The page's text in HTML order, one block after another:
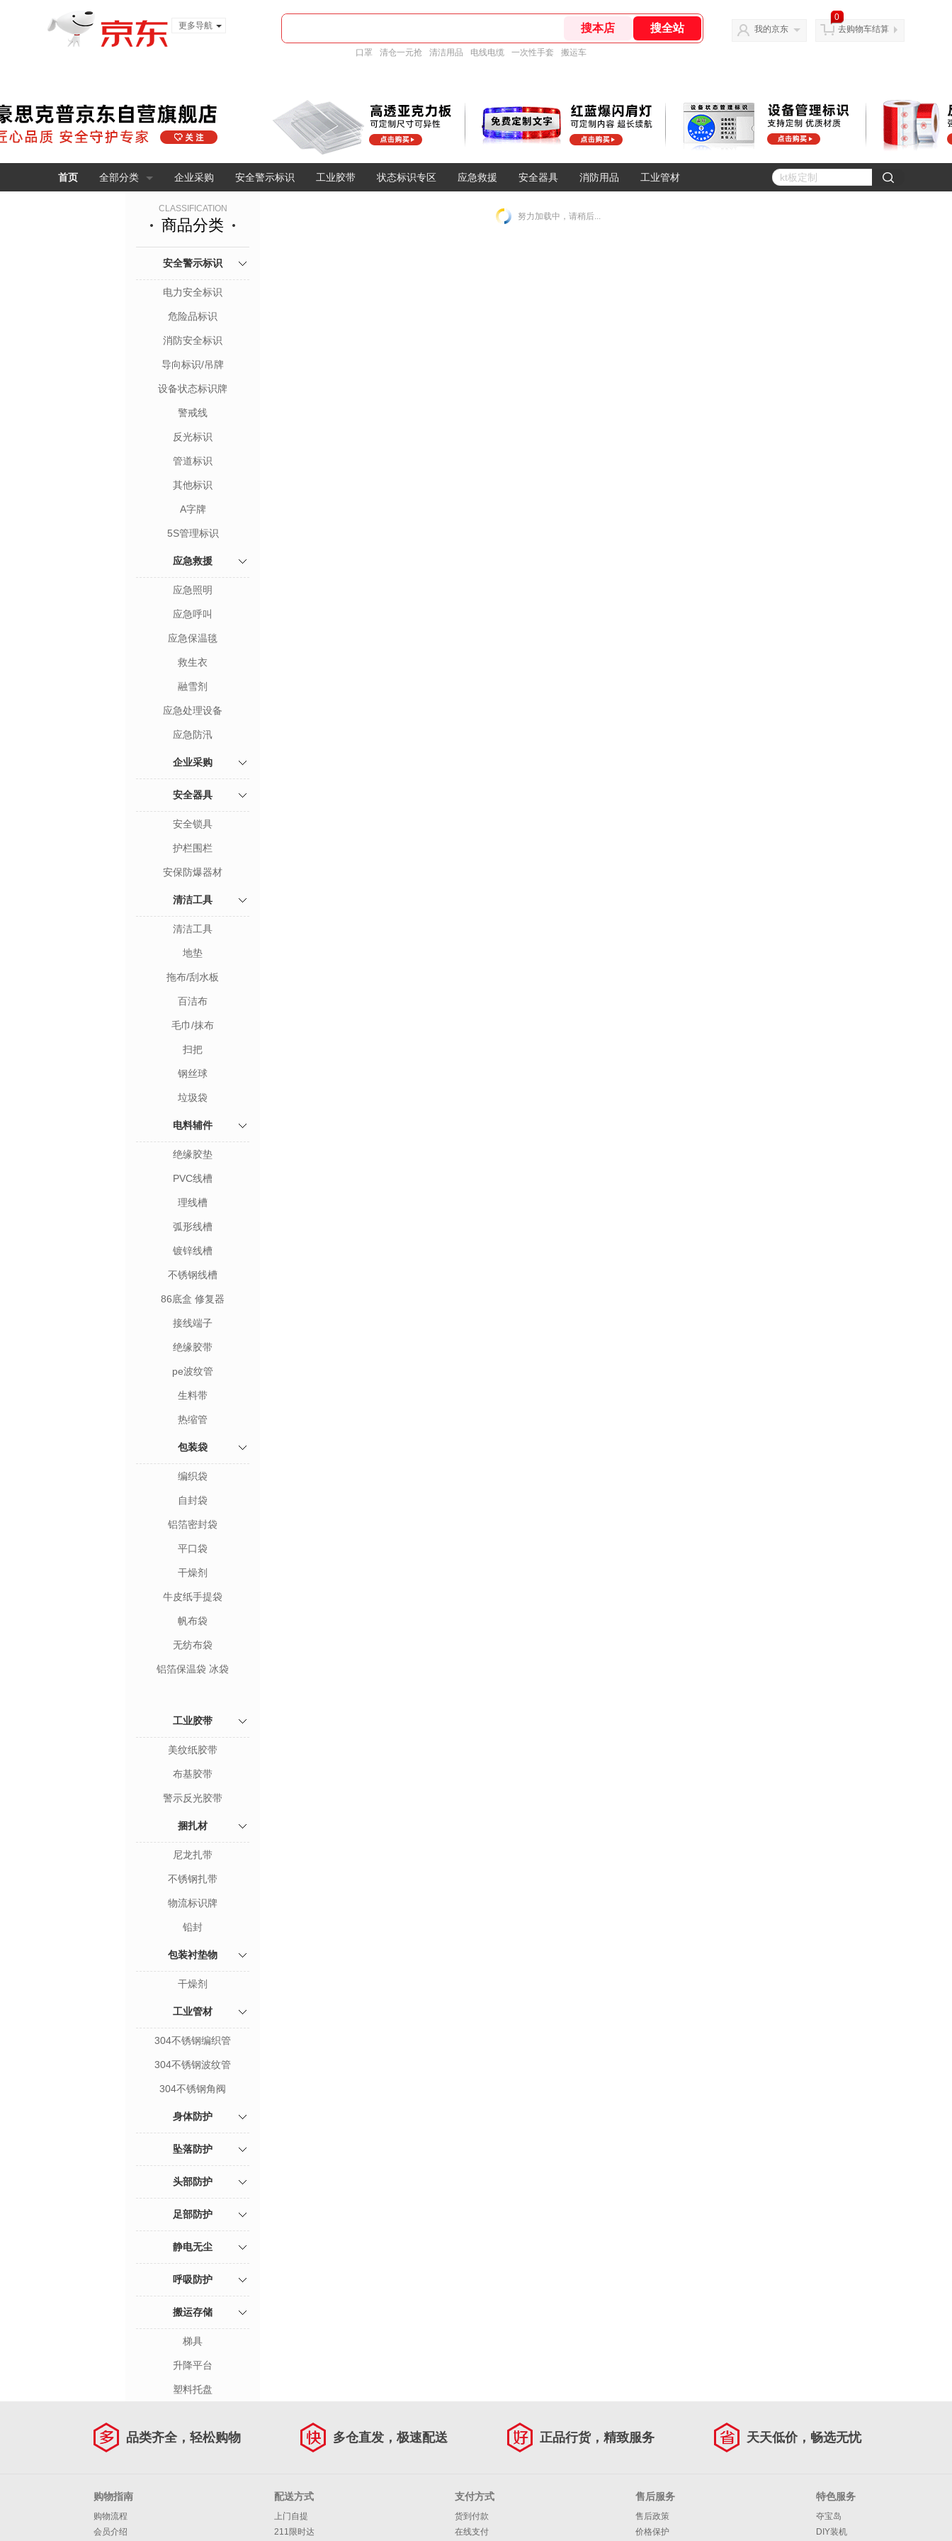
更多导航
口罩 清仓一元抢 清洁用品 电线电缆 一次性手套 搬运车
我的京东
0
去购物车结算
首页 全部分类 企业采购 安全警示标识 工业胶带 状态标识专区 应急救援 安全器具 消防用品 工业管材
CLASSIFICATION
商品分类
安全警示标识
电力安全标识
危险品标识
消防安全标识
导向标识/吊牌
设备状态标识牌
警戒线
反光标识
管道标识
其他标识
A字牌
5S管理标识
应急救援
应急照明
应急呼叫
应急保温毯
救生衣
融雪剂
应急处理设备
应急防汛
企业采购
安全器具
安全锁具
护栏围栏
安保防爆器材
清洁工具
清洁工具
地垫
拖布/刮水板
百洁布
毛巾/抹布
扫把
钢丝球
垃圾袋
电料辅件
绝缘胶垫
PVC线槽
理线槽
弧形线槽
镀锌线槽
不锈钢线槽
86底盒 修复器
接线端子
绝缘胶带
pe波纹管
生料带
热缩管
包装袋
编织袋
自封袋
铝箔密封袋
平口袋
干燥剂
牛皮纸手提袋
帆布袋
无纺布袋
铝箔保温袋 冰袋
工业胶带
美纹纸胶带
布基胶带
警示反光胶带
捆扎材
尼龙扎带
不锈钢扎带
物流标识牌
铅封
包装衬垫物
干燥剂
工业管材
304不锈钢编织管
304不锈钢波纹管
304不锈钢角阀
身体防护
坠落防护
头部防护
足部防护
静电无尘
呼吸防护
搬运存储
梯具
升降平台
塑料托盘
努力加载中，请稍后...
品类齐全，轻松购物 多仓直发，极速配送 正品行货，精致服务 天天低价，畅选无忧
购物指南
购物流程
会员介绍
配送方式
上门自提
211限时达
支付方式
货到付款
在线支付
售后服务
售后政策
价格保护
特色服务
夺宝岛
DIY装机